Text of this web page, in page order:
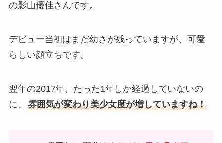
の影山優佳さんです。
デビュー当初はまだ幼さが残っていますが、可愛
らしい顔立ちです。
翌年の2017年、たった1年しか経過していないの
に、 雰囲気が変わり美少女度が増していますね！